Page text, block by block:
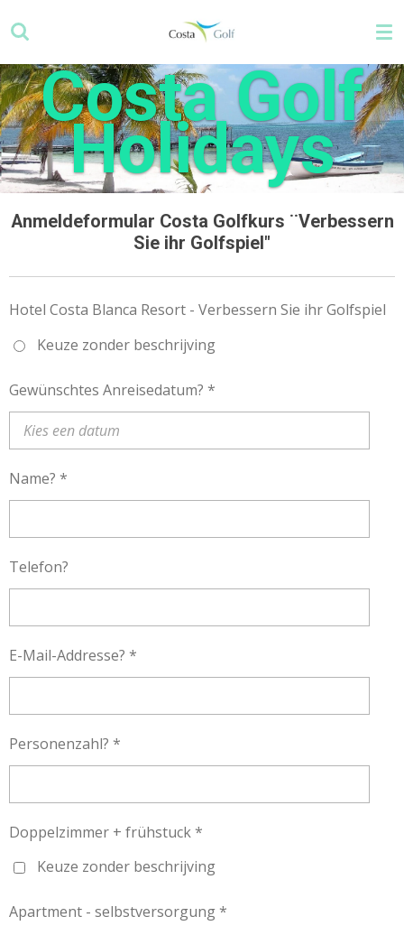
Hauptinhalt
springenCosta Golf
Holidays
Anmeldeformular Costa Golfkurs ¨Verbessern
Sie ihr Golfspiel"
Hotel Costa Blanca Resort - Verbessern Sie ihr Golfspiel
Keuze zonder beschrijving
Gewünschtes Anreisedatum? *
Name? *
Telefon?
E-Mail-Addresse? *
Personenzahl? *
Doppelzimmer + frühstuck *
Keuze zonder beschrijving
Apartment - selbstversorgung *